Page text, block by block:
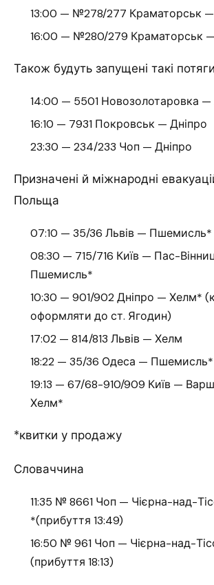
13:00 — №278/277 Краматорськ —
16:00 — №280/279 Краматорськ —
Також будуть запущені такі
14:00 — 5501 Новозолотаровка —
16:10 — 7931 Покровськ — Дніпро
23:30 — 234/233 Чоп — Дніпро
Призначені й міжнародні
Польща
07:10 — 35/36 Львів — Пшемисль*
08:30 — 715/716 Київ — Пас-
Пшемисль*
10:30 — 901/902 Дніпро — Хелм*
оформляти до ст. Ягодин)
17:02 — 814/813 Львів — Хелм
18:22 — 35/36 Одеса — Пшемисль*
19:13 — 67/68-910/909 Київ —
Хелм*
*квитки у продажу
Словаччина
11:35 № 8661 Чоп — Чієрна-над-
*(прибуття 13:49)
16:50 № 961 Чоп — Чієрна-над-
(прибуття 18:13)